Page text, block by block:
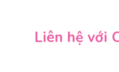
Liên hệ với